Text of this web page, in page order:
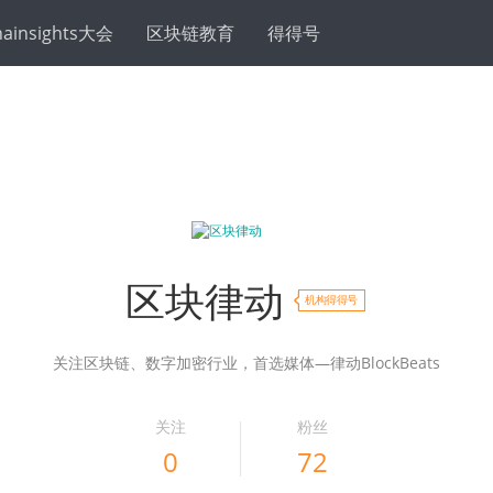
大会 区块链教育 得得号
区块律动 机构得得号
关注区块链、数字加密行业，首选媒体—律动BlockBeats
关注
0
粉丝
72